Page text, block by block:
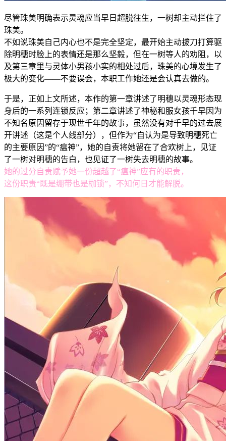
尽管珠美明确表示灵魂应当早日超脱往生，一树却主动拦住了
珠美。
不如说珠美自己内心也不是完全坚定，最开始主动拔刀打算驱
除明穗时脸上的表情还是那么坚毅，但在一树等人的劝阻，以
及第三章里与灵体小男孩小实的相处过后，珠美的心境发生了
极大的变化——不要误会，本职工作她还是会认真去做的。
于是，正如上文所述，本作的第一章讲述了明穗以灵魂形态现
身后的一系列连锁反应；第二章讲述了神秘和服女孩千早因为
不知名原因留存于现世千年的故事，虽然没有对千早的过去展
开讲述（这是个人线部分），但作为“自认为是导致明穗死亡
的主要原因”的“瘟神”，她的自责将她留在了合欢树上，见证
了一树对明穗的告白，也见证了一树失去明穗的故事。
她的过分自责赋予她一份超越了“瘟神”应有的职责，
这份职责“既是绷带也是枷锁”，不知何日才能解脱。